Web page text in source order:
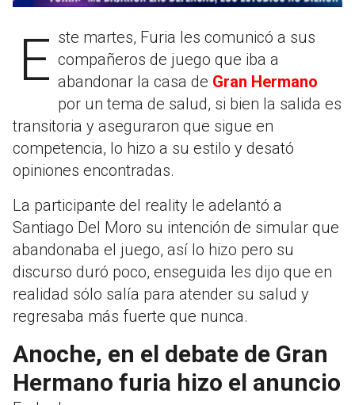
Este martes, Furia les comunicó a sus compañeros de juego que iba a
abandonar la casa de Gran Hermano
por un tema de salud, si bien la salida es
transitoria y aseguraron que sigue en
competencia, lo hizo a su estilo y desató
opiniones encontradas.
La participante del reality le adelantó a
Santiago Del Moro su intención de simular que
abandonaba el juego, así lo hizo pero su
discurso duró poco, enseguida les dijo que en
realidad sólo salía para atender su salud y
regresaba más fuerte que nunca.
Anoche, en el debate de Gran
Hermano furia hizo el anuncio